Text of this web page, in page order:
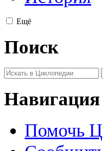
Ещё
Поиск
Навигация
Помочь